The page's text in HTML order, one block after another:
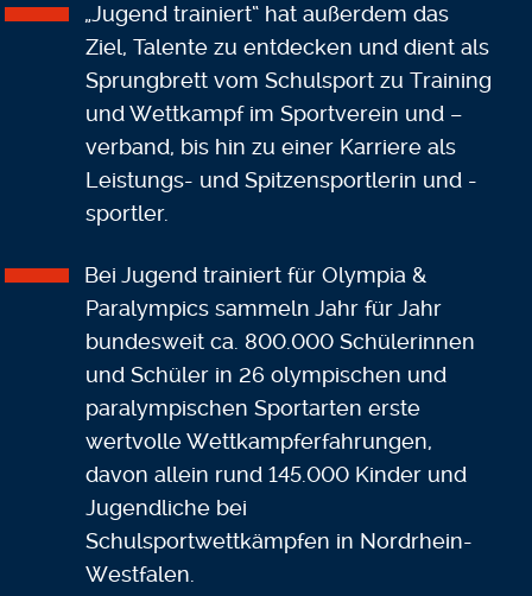
„Jugend trainiert“ hat außerdem das
Ziel, Talente zu entdecken und dient als
Sprungbrett vom Schulsport zu Training
und Wettkampf im Sportverein und –
verband, bis hin zu einer Karriere als
Leistungs- und Spitzensportlerin und -
sportler.
Bei Jugend trainiert für Olympia &
Paralympics sammeln Jahr für Jahr
bundesweit ca. 800.000 Schülerinnen
und Schüler in 26 olympischen und
paralympischen Sportarten erste
wertvolle Wettkampferfahrungen,
davon allein rund 145.000 Kinder und
Jugendliche bei
Schulsportwettkämpfen in Nordrhein-
Westfalen.